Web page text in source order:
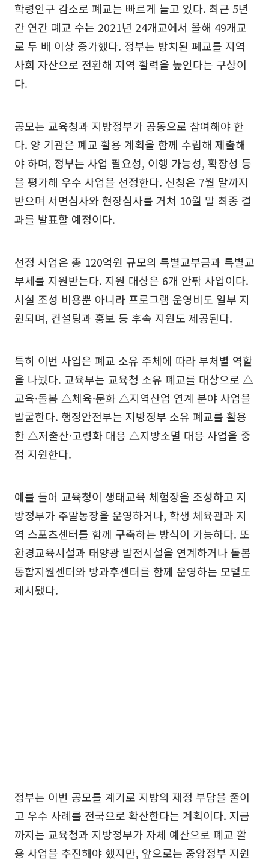
학령인구 감소로 폐교는 빠르게 늘고 있다. 최근 5년
간 연간 폐교 수는 2021년 24개교에서 올해 49개교
로 두 배 이상 증가했다. 정부는 방치된 폐교를 지역
사회 자산으로 전환해 지역 활력을 높인다는 구상이
다.
공모는 교육청과 지방정부가 공동으로 참여해야 한
다. 양 기관은 폐교 활용 계획을 함께 수립해 제출해
야 하며, 정부는 사업 필요성, 이행 가능성, 확장성 등
을 평가해 우수 사업을 선정한다. 신청은 7월 말까지
받으며 서면심사와 현장심사를 거쳐 10월 말 최종 결
과를 발표할 예정이다.
선정 사업은 총 120억원 규모의 특별교부금과 특별교
부세를 지원받는다. 지원 대상은 6개 안팎 사업이다.
시설 조성 비용뿐 아니라 프로그램 운영비도 일부 지
원되며, 컨설팅과 홍보 등 후속 지원도 제공된다.
특히 이번 사업은 폐교 소유 주체에 따라 부처별 역할
을 나눴다. 교육부는 교육청 소유 폐교를 대상으로 △
교육·돌봄 △체육·문화 △지역산업 연계 분야 사업을
발굴한다. 행정안전부는 지방정부 소유 폐교를 활용
한 △저출산·고령화 대응 △지방소멸 대응 사업을 중
점 지원한다.
예를 들어 교육청이 생태교육 체험장을 조성하고 지
방정부가 주말농장을 운영하거나, 학생 체육관과 지
역 스포츠센터를 함께 구축하는 방식이 가능하다. 또
환경교육시설과 태양광 발전시설을 연계하거나 돌봄
통합지원센터와 방과후센터를 함께 운영하는 모델도
제시됐다.
정부는 이번 공모를 계기로 지방의 재정 부담을 줄이
고 우수 사례를 전국으로 확산한다는 계획이다. 지금
까지는 교육청과 지방정부가 자체 예산으로 폐교 활
용 사업을 추진해야 했지만, 앞으로는 중앙정부 지원